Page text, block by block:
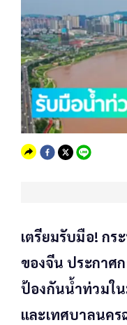
เตรียมรับมือ! กร
ของจีน ประกาศ
ป้องกันน้ำท่วมใ
และเทศบาลนค